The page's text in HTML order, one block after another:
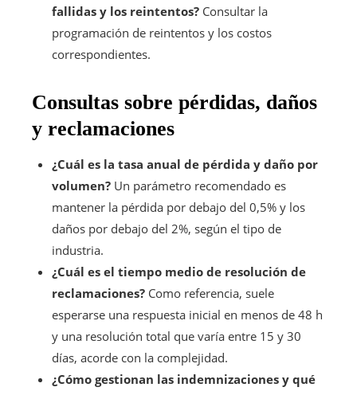
fallidas y los reintentos? Consultar la
programación de reintentos y los costos
correspondientes.
Consultas sobre pérdidas, daños
y reclamaciones
¿Cuál es la tasa anual de pérdida y daño por
volumen? Un parámetro recomendado es
mantener la pérdida por debajo del 0,5% y los
daños por debajo del 2%, según el tipo de
industria.
¿Cuál es el tiempo medio de resolución de
reclamaciones? Como referencia, suele
esperarse una respuesta inicial en menos de 48 h
y una resolución total que varía entre 15 y 30
días, acorde con la complejidad.
¿Cómo gestionan las indemnizaciones y qué